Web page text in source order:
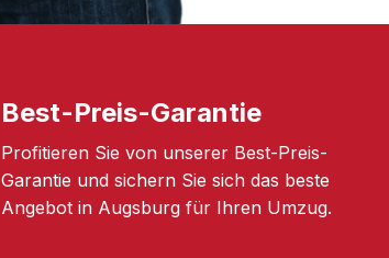
Best-Preis-Garantie
Profitieren Sie von unserer Best-Preis-
Garantie und sichern Sie sich das beste
Angebot in Augsburg für Ihren Umzug.